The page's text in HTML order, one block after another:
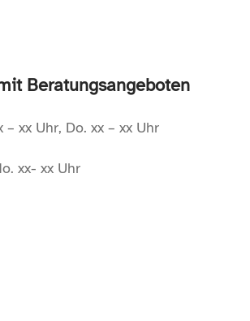
Beratungsangeboten
– xx Uhr, Do. xx – xx Uhr
xx- xx Uhr